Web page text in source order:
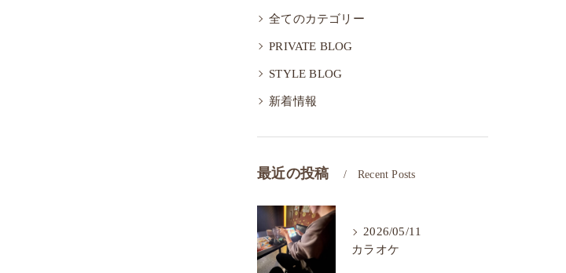
全てのカテゴリー
PRIVATE BLOG
STYLE BLOG
新着情報
最近の投稿 Recent Posts
2026/05/11
カラオケ